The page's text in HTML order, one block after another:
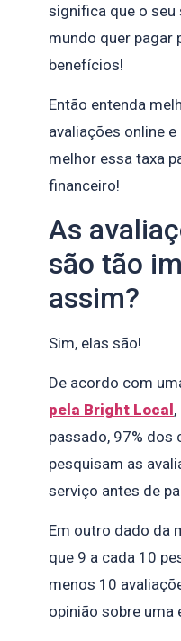
significa que o
mundo quer pagar
benefícios!
Então entenda
avaliações online
melhor essa taxa
financeiro!
As
são tão
assim?
Sim, elas são!
De acordo com
pela Bright Local
passado, 97% dos
pesquisam as
serviço antes de
Em outro dado da
que 9 a cada 10
menos 10
opinião sobre uma